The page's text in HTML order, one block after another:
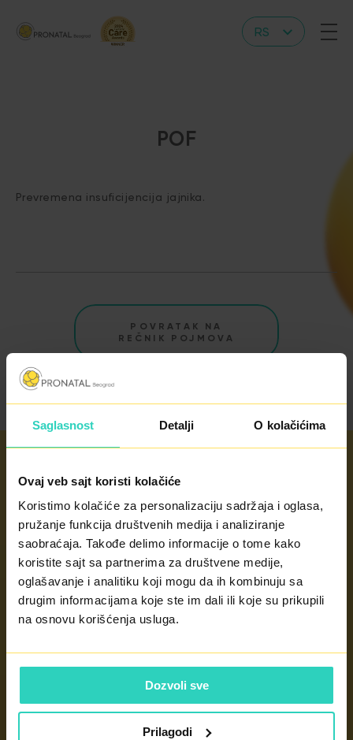
Saglasnost Detalji O kolačićima
Ovaj veb sajt koristi kolačiće
Koristimo kolačiće za personalizaciju sadržaja i oglasa,
pružanje funkcija društvenih medija i analiziranje
saobraćaja. Takođe delimo informacije o tome kako
koristite sajt sa partnerima za društvene medije,
oglašavanje i analitiku koji mogu da ih kombinuju sa
drugim informacijama koje ste im dali ili koje su prikupili
na osnovu korišćenja usluga.
Dozvoli sve
Prilagodi
RS
POF
Prevremena insuficijencija jajnika.
POVRATAK NA
REČNIK POJMOVA
Radno vreme
radnim danima od 8 - 20h
subotom od 8 - 14h
nedeljom po potrebi
KONTAKT